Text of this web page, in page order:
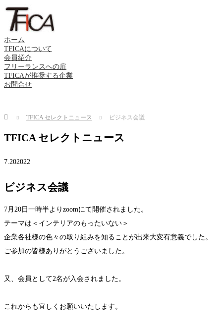
ホーム
TFICAについて
会員紹介
フリーランスへの扉
TFICAが推奨する企業
お問合せ
Home TFICA セレクトニュース ビジネス会議
TFICA セレクトニュース
7.202022
ビジネス会議
7月20日一時半よりzoomにて開催されました。
テーマは＜インテリアのもったいない＞
企業各社様の色々の取り組みを知ることが出来大変有意義でした。
ご参加の皆様ありがとうございました。
又、会員として2名が入会されました。
これからも宜しくお願いいたします。